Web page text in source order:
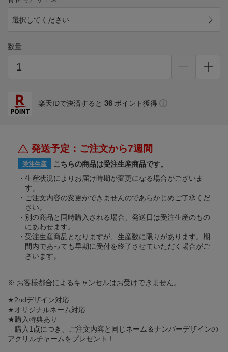
選択してください
数量
楽天IDで決済すると 36 ポイント獲得
発送予定：ご注文から7週間
受注生産
こちらの商品は受注生産商品です。
生産状況によりお届け時期が変更になる場合がございま
す。
ご注文内容の変更ができませんのであらかじめご了承くだ
さい。
別の商品と同時購入される場合、発送日は受注生産のもの
にあわせます。
受注生産商品となりますが、生産数に限りがあります。期
間内であっても早期に受付を終了させていただく場合がご
ざいます。
※ お客様都合によるキャンセルはお受けできません。
★2ndデザイン対応
★オリジナルネーム対応
★購入特典あり
購入1点につき、ご注文内容と同じネーム＆ナンバーデザインの
アクリルチャームをプレゼント！